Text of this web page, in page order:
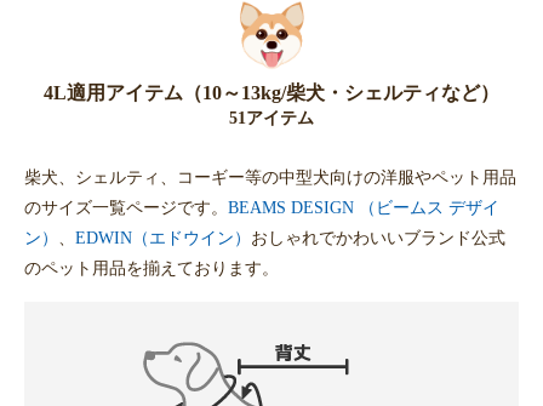
4L適用アイテム（10～13kg/柴犬・シェルティなど）
51アイテム
柴犬、シェルティ、コーギー等の中型犬向けの洋服やペット用品
のサイズ一覧ページです。 BEAMS DESIGN （ビームス デザイ
ン） 、 EDWIN（エドウイン） おしゃれでかわいいブランド公式
のペット用品を揃えております。